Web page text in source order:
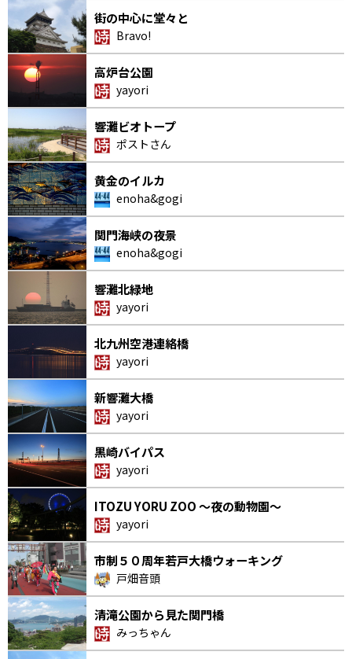
街の中心に堂々と
Bravo!
高炉台公園
yayori
響灘ビオトープ
ポストさん
黄金のイルカ
enoha&gogi
関門海峡の夜景
enoha&gogi
響灘北緑地
yayori
北九州空港連絡橋
yayori
新響灘大橋
yayori
黒崎バイパス
yayori
ITOZU YORU ZOO ～夜の動物園～
yayori
市制５０周年若戸大橋ウォーキング
戸畑音頭
清滝公園から見た関門橋
みっちゃん